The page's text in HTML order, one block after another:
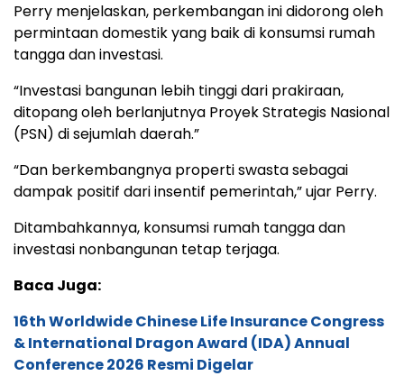
Perry menjelaskan, perkembangan ini didorong oleh
permintaan domestik yang baik di konsumsi rumah
tangga dan investasi.
“Investasi bangunan lebih tinggi dari prakiraan,
ditopang oleh berlanjutnya Proyek Strategis Nasional
(PSN) di sejumlah daerah.”
“Dan berkembangnya properti swasta sebagai
dampak positif dari insentif pemerintah,” ujar Perry.
Ditambahkannya, konsumsi rumah tangga dan
investasi nonbangunan tetap terjaga.
Baca Juga:
16th Worldwide Chinese Life Insurance Congress
& International Dragon Award (IDA) Annual
Conference 2026 Resmi Digelar